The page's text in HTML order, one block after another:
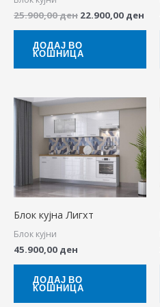
25.900,00ден 22.900,00 ден
ДОДАЈ ВО
КОШНИЦА
Блок кујна Лигхт
Блок кујни
45.900,00 ден
ДОДАЈ ВО
КОШНИЦА